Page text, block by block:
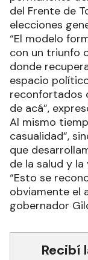
del Frente de
elecciones
“El modelo
con un triunfo
donde
espacio
reconfortados
de acá”,
Al mismo
casualidad”,
que
de la salud y
“Esto se
obviamente el
gobernador
Recibí